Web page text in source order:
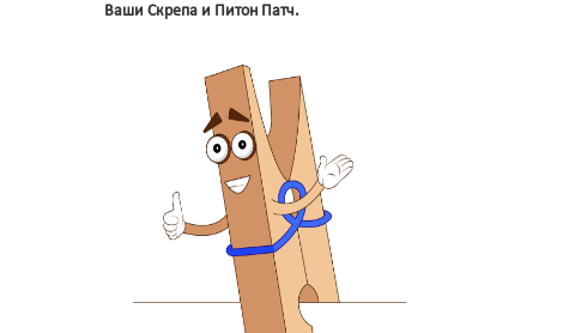
Ваши Скрепа и Питон Патч.